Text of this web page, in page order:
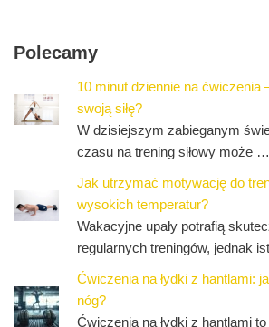
Polecamy
10 minut dziennie na ćwiczenia
swoją siłę?
W dzisiejszym zabieganym
czasu na trening siłowy może …
Jak utrzymać motywację do
wysokich temperatur?
Wakacyjne upały potrafią
regularnych treningów, jednak
Ćwiczenia na łydki z hantlami:
nóg?
Ćwiczenia na łydki z hantlami